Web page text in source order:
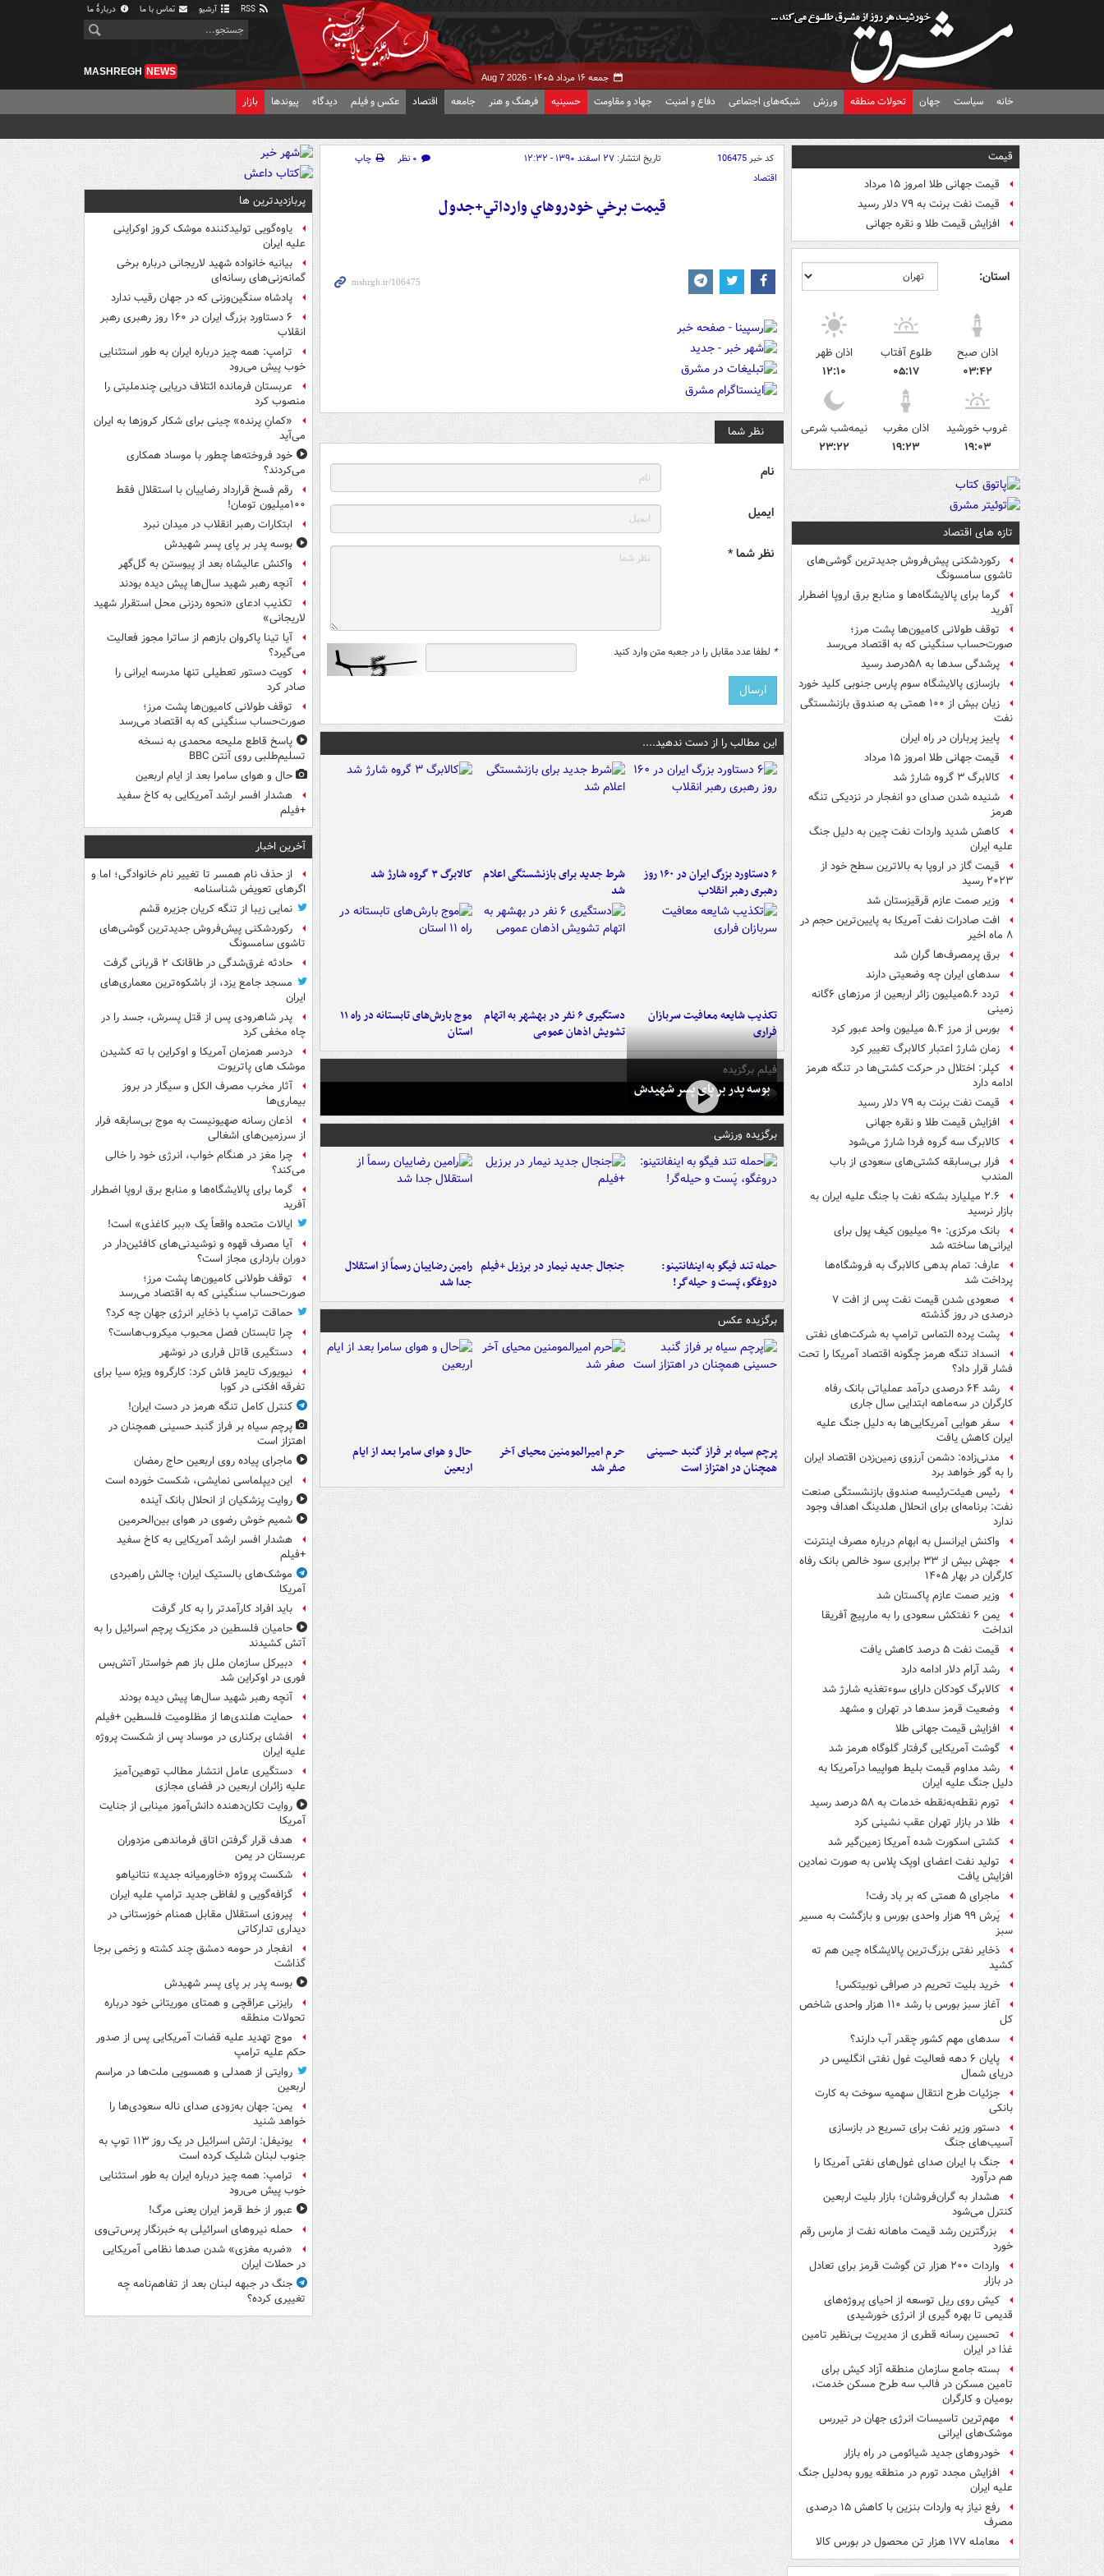
آرشیو تماس با ما دربارهٔ ما
جمعه ۱۶ مرداد ۱۴۰۵ - Aug 7 2026
MASHREGH NEWS
خانه سیاست جهان تحولات منطقه ورزش شبکه‌های اجتماعی دفاع و امنیت جهاد و مقاومت حسینیه فرهنگ و هنر جامعه اقتصاد عکس و فیلم دیدگاه پیوندها بازار
قیمت
قیمت جهانی طلا امروز ۱۵ مرداد
قیمت نفت برنت به ۷۹ دلار رسید
افزایش قیمت طلا و نقره جهانی
استان:
اذان صبح
۰۳:۴۲
طلوع آفتاب
۰۵:۱۷
اذان ظهر
۱۲:۱۰
غروب خورشید
۱۹:۰۳
اذان مغرب
۱۹:۲۳
نیمه‌شب شرعی
۲۳:۲۲
تازه های اقتصاد
رکوردشکنی پیش‌فروش جدیدترین گوشی‌های
تاشوی سامسونگ
گرما برای پالایشگاه‌ها و منابع برق اروپا اضطرار
آفرید
توقف طولانی کامیون‌ها پشت مرز؛
صورت‌حساب سنگینی که به اقتصاد می‌رسد
پرشدگی سدها به ۵۸درصد رسید
بازسازی پالایشگاه سوم پارس جنوبی کلید خورد
زیان بیش از ۱۰۰ همتی به صندوق‌ بازنشستگی
نفت
پاییز پرباران در راه ایران
قیمت جهانی طلا امروز ۱۵ مرداد
کالابرگ ۳ گروه شارژ شد
شنیده شدن صدای دو انفجار در نزدیکی تنگه
هرمز
کاهش شدید واردات نفت چین به دلیل جنگ
علیه ایران
قیمت گاز در اروپا به بالاترین سطح خود از
۲۰۲۳ رسید
وزیر صمت عازم قرقیزستان شد
افت صادرات نفت آمریکا به پایین‌ترین حجم در
۸ ماه اخیر
برق پرمصرف‌ها گران شد
سدهای ایران چه وضعیتی دارند
تردد ۵.۶میلیون زائر اربعین از مرزهای ۶گانه
زمینی
بورس از مرز ۵.۴ میلیون واحد عبور کرد
زمان شارژ اعتبار کالابرگ تغییر کرد
کپلر: اختلال در حرکت کشتی‌ها در تنگه هرمز
ادامه دارد
قیمت نفت برنت به ۷۹ دلار رسید
افزایش قیمت طلا و نقره جهانی
کالابرگ سه گروه فردا شارژ می‌شود
فرار بی‌سابقه کشتی‌های سعودی از باب
المندب
۲.۶ میلیارد بشکه نفت با جنگ علیه ایران به
بازار نرسید
بانک مرکزی: ۹۰ میلیون کیف پول برای
ایرانی‌ها ساخته شد
عارف: تمام بدهی کالابرگ به فروشگاه‌ها
پرداخت شد
صعودی شدن قیمت نفت پس از افت ۷
درصدی در روز گذشته
پشت پرده التماس ترامپ به شرکت‌های نفتی
انسداد تنگه هرمز چگونه اقتصاد آمریکا را تحت
فشار قرار داد؟
رشد ۶۴ درصدی درآمد عملیاتی بانک رفاه
کارگران در سه‌ماهه ابتدایی سال جاری
سفر هوایی آمریکایی‌ها به دلیل جنگ علیه
ایران کاهش یافت
مدنی‌زاده: دشمن آرزوی زمین‌زدن اقتصاد ایران
را به گور خواهد برد
رئیس هیئت‌رئیسه صندوق بازنشستگی صنعت
نفت: برنامه‌ای برای انحلال هلدینگ اهداف وجود
ندارد
واکنش ایرانسل به ابهام درباره مصرف اینترنت
جهش بیش از ۳۳ برابری سود خالص بانک رفاه
کارگران در بهار ۱۴۰۵
وزیر صمت عازم پاکستان شد
یمن ۶ نفتکش سعودی را به مارپیچ آفریقا
انداخت
قیمت نفت ۵ درصد کاهش یافت
رشد آرام دلار ادامه دارد
کالابرگ کودکان دارای سوءتغذیه شارژ شد
وضعیت قرمز سدها در تهران و مشهد
افزایش قیمت جهانی طلا
گوشت آمریکایی گرفتار گلوگاه هرمز شد
رشد مداوم قیمت بلیط هواپیما درآمریکا به
دلیل جنگ علیه ایران
تورم نقطه‌به‌نقطه خدمات به ۵۸ درصد رسید
طلا در بازار تهران عقب نشینی کرد
کشتی اسکورت شده آمریکا زمین‌گیر شد
تولید نفت اعضای اوپک پلاس به صورت نمادین
افزایش یافت
ماجرای ۵ همتی که بر باد رفت!
پَرش ۹۹ هزار واحدی بورس و بازگشت به مسیر
سبز
ذخایر نفتی بزرگ‌ترین پالایشگاه چین هم ته
کشید
خرید بلیت تحریم در صرافی نوبیتکس!
آغاز سبز بورس با رشد ۱۱۰ هزار واحدی شاخص
کل
سدهای مهم کشور چقدر آب دارند؟
پایان ۶ دهه فعالیت غول نفتی انگلیس در
دریای شمال
جزئیات طرح انتقال سهمیه سوخت به کارت
بانکی
دستور وزیر نفت برای تسریع در بازسازی
آسیب‌های جنگ
جنگ با ایران صدای غول‌های نفتی آمریکا را
هم درآورد
هشدار به گران‌فروشان؛ بازار بلیت اربعین
کنترل می‌شود
بزرگترین رشد قیمت ماهانه نفت از مارس رقم
خورد
واردات ۲۰۰ هزار تن گوشت قرمز برای تعادل
در بازار
کیش روی ریل توسعه از احیای پروژه‌های
قدیمی تا بهره گیری از انرژی خورشیدی
تحسین رسانه قطری از مدیریت بی‌نظیر تامین
غذا در ایران
بسته جامع سازمان منطقه آزاد کیش برای
تامین مسکن در فالب سه طرح مسکن خدمت،
بومیان و کارگران
مهم‌ترین تاسیسات انرژی جهان در تیررس
موشک‌های ایرانی
خودروهای جدید شیائومی در راه بازار
افزایش مجدد تورم در منطقه یورو به‌دلیل جنگ
علیه ایران
رفع نیاز به واردات بنزین با کاهش ۱۵ درصدی
مصرف
معامله ۱۷۷ هزار تن محصول در بورس کالا
کد خبر106475 تاریخ انتشار: ۲۷ اسفند ۱۳۹۰ - ۱۲:۳۲ ۰ نظر
چاپ
اقتصاد
قيمت برخي خودروهاي وارداتي+جدول
نظر شما
نام
ایمیل
نظر شما *
* لطفا عدد مقابل را در جعبه متن وارد کنید
این مطالب را از دست ندهید....
۶ دستاورد بزرگ ایران در ۱۶۰ روز
رهبری رهبر انقلاب
شرط جدید برای بازنشستگی اعلام
شد
کالابرگ ۳ گروه شارژ شد
تکذیب شایعه معافیت سربازان
فراری
دستگیری ۶ نفر در بهشهر به اتهام
تشویش اذهان عمومی
موج بارش‌های تابستانه در راه ۱۱
استان
فیلم برگزیده
بوسه‌ پدر بر پای پسر شهیدش
برگزیده ورزشی
حمله تند فیگو به اینفانتینو:
دروغگو، پَست‌ و حیله‌گر!
جنجال جدید نیمار در برزیل +فیلم رامین رضاییان رسماً از استقلال
جدا شد
برگزیده عکس
پرچم سیاه بر فراز گنبد حسینی
همچنان در اهتزاز است
حرم امیرالمومنین محیای آخر
صفر شد
حال و هوای سامرا بعد از ایام
اربعین
پربازدیدترین ها
یاوه‌گویی تولیدکننده موشک کروز اوکراینی
علیه ایران
بیانیه خانواده شهید لاریجانی درباره برخی
گمانه‌زنی‌های رسانه‌ای
پادشاه سنگین‌وزنی که در جهان رقیب ندارد
۶ دستاورد بزرگ ایران در ۱۶۰ روز رهبری رهبر
انقلاب
ترامپ: همه چیز درباره ایران به طور استثنایی
خوب پیش می‌رود
عربستان فرمانده ائتلاف دریایی چندملیتی را
منصوب کرد
«کمانِ پرنده» چینی برای شکار کروزها به ایران
می‌آید
خود فروخته‌ها چطور با موساد همکاری
می‌کردند؟
رقم فسخ قرارداد رضاییان با استقلال فقط
۱۰۰میلیون تومان!
ابتکارات رهبر انقلاب در میدان نبرد
بوسه‌ پدر بر پای پسر شهیدش
واکنش عالیشاه بعد از پیوستن به گل‌گهر
آنچه رهبر شهید سال‌ها پیش دیده بودند
تکذیب ادعای «نحوه ردزنی محل استقرار شهید
لاریجانی»
آیا تینا پاکروان بازهم از ساترا مجوز فعالیت
می‌گیرد؟
کویت دستور تعطیلی تنها مدرسه ایرانی را
صادر کرد
توقف طولانی کامیون‌ها پشت مرز؛
صورت‌حساب سنگینی که به اقتصاد می‌رسد
پاسخ قاطع ملیحه محمدی به نسخه
تسلیم‌طلبی روی آنتن BBC
حال و هوای سامرا بعد از ایام اربعین
هشدار افسر ارشد آمریکایی به کاخ سفید
+فیلم
آخرین اخبار
از حذف نام همسر تا تغییر نام خانوادگی؛ اما و
اگرهای تعویض شناسنامه
نمایی زیبا از تنگه کریان جزیره قشم
رکوردشکنی پیش‌فروش جدیدترین گوشی‌های
تاشوی سامسونگ
حادثه غرق‌شدگی در طاقانک ۲ قربانی گرفت
مسجد جامع یزد، از باشکوه‌ترین معماری‌های
ایران
پدر شاهرودی پس از قتل پسرش، جسد را در
چاه مخفی کرد
دردسر همزمان آمریکا و اوکراین با ته کشیدن
موشک های پاتریوت
آثار مخرب مصرف الکل و سیگار در بروز
بیماری‌ها
اذعان رسانه صهیونیست به موج بی‌سابقه فرار
از سرزمین‌های اشغالی
چرا مغز در هنگام خواب، انرژی خود را خالی
می‌کند؟
گرما برای پالایشگاه‌ها و منابع برق اروپا اضطرار
آفرید
ایالات متحده واقعاً یک «ببر کاغذی» است!
آیا مصرف قهوه و نوشیدنی‌های کافئین‌دار در
دوران بارداری مجاز است؟
توقف طولانی کامیون‌ها پشت مرز؛
صورت‌حساب سنگینی که به اقتصاد می‌رسد
حماقت ترامپ با ذخایر انرژی جهان چه کرد؟
چرا تابستان فصل محبوب میکروب‌هاست؟
دستگیری قاتل فراری در نوشهر
نیویورک تایمز فاش کرد: کارگروه ویژه سیا برای
تفرقه افکنی در کوبا
کنترل کامل تنگه هرمز در دست ایران!
پرچم سیاه بر فراز گنبد حسینی همچنان در
اهتزاز است
ماجرای پیاده روی اربعین حاج رمضان
این دیپلماسی نمایشی، شکست خورده است
روایت پزشکیان از انحلال بانک آینده
شمیم خوش رضوی در هوای بین‌الحرمین
هشدار افسر ارشد آمریکایی به کاخ سفید
+فیلم
موشک‌های بالستیک ایران؛ چالش راهبردی
آمریکا
باید افراد کارآمدتر را به کار گرفت
حامیان فلسطین در مکزیک پرچم اسرائیل را به
آتش کشیدند
دبیرکل سازمان ملل باز هم خواستار آتش‌بس
فوری در اوکراین شد
آنچه رهبر شهید سال‌ها پیش دیده بودند
حمایت هلندی‌ها از مظلومیت فلسطین +فیلم
افشای برکناری در موساد پس از شکست پروژه
علیه ایران
دستگیری عامل انتشار مطالب توهین‌آمیز
علیه زائران اربعین در فضای مجازی
روایت تکان‌دهنده دانش‌آموز مینابی از جنایت
آمریکا
هدف قرار گرفتن اتاق‌ فرماندهی مزدوران
عربستان در یمن
شکست پروژه «خاورمیانه جدید» نتانیاهو
گزافه‌گویی و لفاظی جدید ترامپ علیه ایران
پیروزی استقلال مقابل همنام خوزستانی در
دیداری تدارکاتی
انفجار در حومه دمشق چند کشته و زخمی برجا
گذاشت
بوسه‌ پدر بر پای پسر شهیدش
رایزنی عراقچی و همتای موریتانی خود درباره
تحولات منطقه
موج تهدید علیه قضات آمریکایی پس از صدور
حکم علیه ترامپ
روایتی از همدلی و همسویی ملت‌ها در مراسم
اربعین
یمن: جهان به‌زودی صدای ناله سعودی‌ها را
خواهد شنید
یونیفل: ارتش اسرائیل در یک روز ۱۱۳ توپ به
جنوب لبنان شلیک کرده است
ترامپ: همه چیز درباره ایران به طور استثنایی
خوب پیش می‌رود
عبور از خط قرمز ایران یعنی مرگ!
حمله نیروهای اسرائیلی به خبرنگار پرس‌تی‌وی
«ضربه مغزی» شدن صدها نظامی آمریکایی
در حملات ایران
جنگ در جبهه لبنان بعد از تفاهم‌نامه چه
تغییری کرده؟